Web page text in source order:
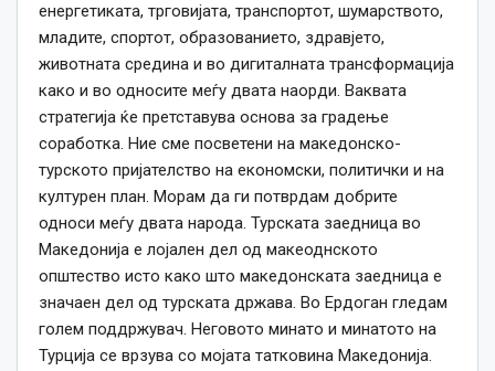
енергетиката, трговијата, транспортот, шумарството,
младите, спортот, образованието, здравјето,
животната средина и во дигиталната трансформација
како и во односите меѓу двата наорди. Ваквата
стратегија ќе претставува основа за градење
соработка. Ние сме посветени на македонско-
турското пријателство на економски, политички и на
културен план. Морам да ги потврдам добрите
односи меѓу двата народа. Турската заедница во
Македонија е лојален дел од макеоднското
општество исто како што македонската заедница е
значаен дел од турската држава. Во Ердоган гледам
голем поддржувач. Неговото минато и минатото на
Турција се врзува со мојата татковина Македонија.